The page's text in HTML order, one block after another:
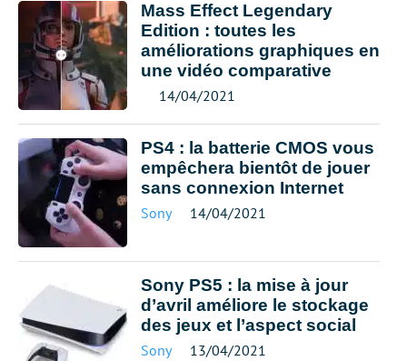
Mass Effect Legendary
Edition : toutes les
améliorations graphiques en
une vidéo comparative
14/04/2021
PS4 : la batterie CMOS vous
empêchera bientôt de jouer
sans connexion Internet
Sony 14/04/2021
Sony PS5 : la mise à jour
d’avril améliore le stockage
des jeux et l’aspect social
Sony 13/04/2021